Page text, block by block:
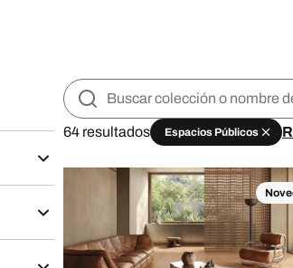
64 resultados Espacios Públicos